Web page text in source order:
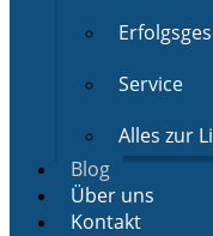
Service
Alles zur
Blog
Über uns
Kontakt